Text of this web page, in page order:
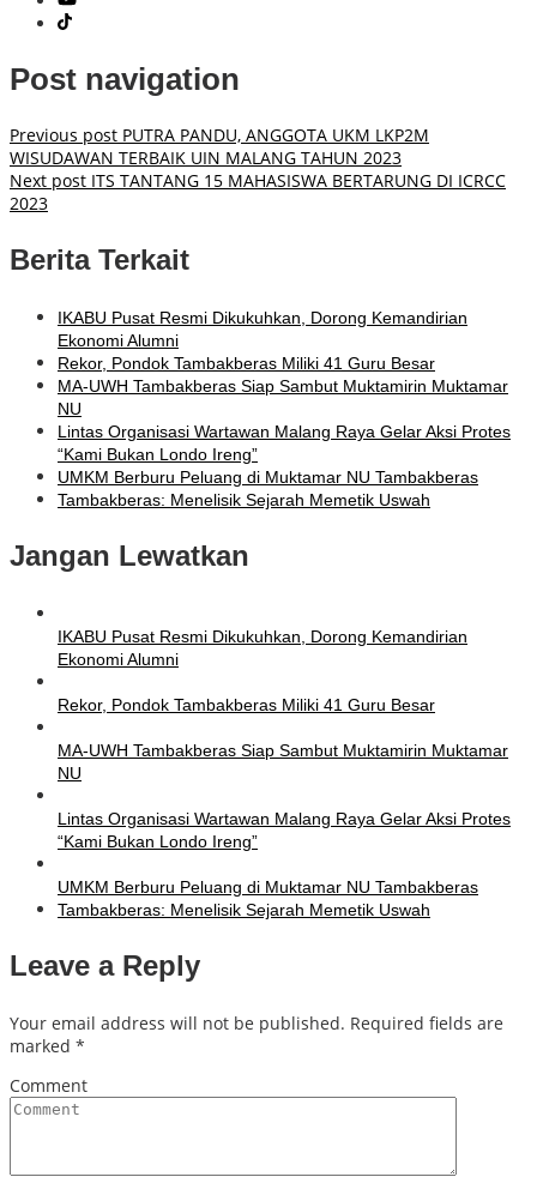
Post navigation
Previous post PUTRA PANDU, ANGGOTA UKM LKP2M
WISUDAWAN TERBAIK UIN MALANG TAHUN 2023
Next post ITS TANTANG 15 MAHASISWA BERTARUNG DI ICRCC
2023
Berita Terkait
IKABU Pusat Resmi Dikukuhkan, Dorong Kemandirian
Ekonomi Alumni
Rekor, Pondok Tambakberas Miliki 41 Guru Besar
MA-UWH Tambakberas Siap Sambut Muktamirin Muktamar
NU
Lintas Organisasi Wartawan Malang Raya Gelar Aksi Protes
“Kami Bukan Londo Ireng”
UMKM Berburu Peluang di Muktamar NU Tambakberas
Tambakberas: Menelisik Sejarah Memetik Uswah
Jangan Lewatkan
IKABU Pusat Resmi Dikukuhkan, Dorong Kemandirian
Ekonomi Alumni
Rekor, Pondok Tambakberas Miliki 41 Guru Besar
MA-UWH Tambakberas Siap Sambut Muktamirin Muktamar
NU
Lintas Organisasi Wartawan Malang Raya Gelar Aksi Protes
“Kami Bukan Londo Ireng”
UMKM Berburu Peluang di Muktamar NU Tambakberas
Tambakberas: Menelisik Sejarah Memetik Uswah
Leave a Reply
Your email address will not be published. Required fields are
marked *
Comment